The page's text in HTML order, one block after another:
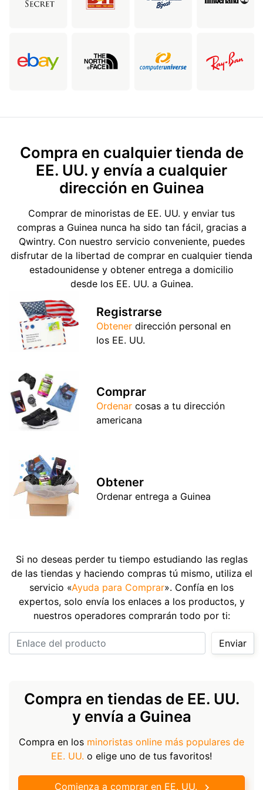
Compra en cualquier tienda de
EE. UU. y envía a cualquier
dirección en Guinea
Comprar de minoristas de EE. UU. y enviar tus
compras a Guinea nunca ha sido tan fácil, gracias a
Qwintry. Con nuestro servicio conveniente, puedes
disfrutar de la libertad de comprar en cualquier tienda
estadounidense y obtener entrega a domicilio
desde los EE. UU. a Guinea.
Registrarse
Obtener dirección personal en
los EE. UU.
Comprar
Ordenar cosas a tu dirección
americana
Obtener
Ordenar entrega a Guinea
Si no deseas perder tu tiempo estudiando las reglas
de las tiendas y haciendo compras tú mismo, utiliza el
servicio «Ayuda para Comprar». Confía en los
expertos, solo envía los enlaces a los productos, y
nuestros operadores comprarán todo por ti:
Enviar
Compra en tiendas de EE. UU.
y envía a Guinea
Compra en los minoristas online más populares de
EE. UU. o elige uno de tus favoritos!
Comienza a comprar en EE. UU.